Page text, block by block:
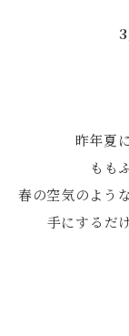
昨年夏
もも
春の空気のよう
手にするだ